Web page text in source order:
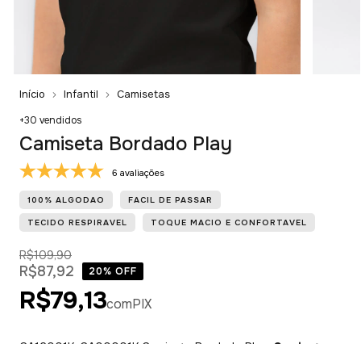
Início Infantil Camisetas
+30 vendidos
Camiseta Bordado Play
6 avaliações
100% ALGODAO FACIL DE PASSAR
TECIDO RESPIRAVEL TOQUE MACIO E CONFORTAVEL
R$109,90
R$87,92 20% OFF
R$79,13comPIX